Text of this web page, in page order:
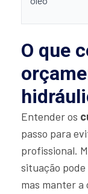
O que
Entender os
passo para
profissional.
situação
mas manter a